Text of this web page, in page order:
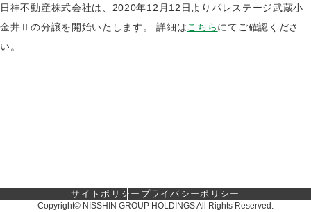
日神不動産株式会社は、2020年12月12日よりパレステージ武蔵小
金井Ⅱの分譲を開始いたします。 詳細はこちらにてご確認くださ
い。
サイトポリシー プライバシーポリシー
Copyright© NISSHIN GROUP HOLDINGS All Rights Reserved.